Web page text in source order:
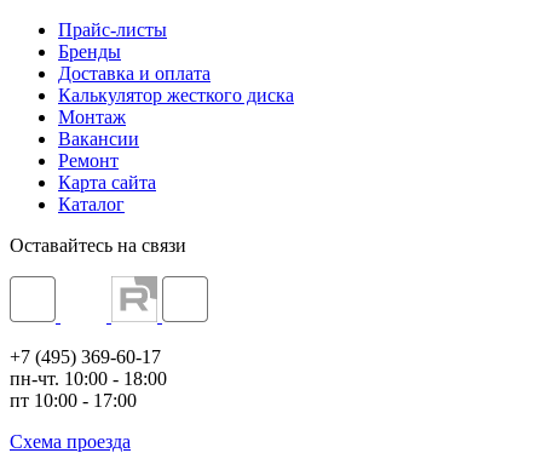
Прайс-листы
Бренды
Доставка и оплата
Калькулятор жесткого диска
Монтаж
Вакансии
Ремонт
Карта сайта
Каталог
Оставайтесь на связи
+7 (495) 369-60-17
пн-чт. 10:00 - 18:00
пт 10:00 - 17:00
Схема проезда